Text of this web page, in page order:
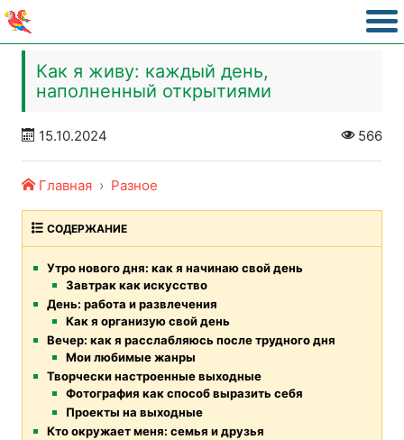
Как я живу: каждый день,
наполненный открытиями
15.10.2024 566
Главная Разное
СОДЕРЖАНИЕ
Утро нового дня: как я начинаю свой день
Завтрак как искусство
День: работа и развлечения
Как я организую свой день
Вечер: как я расслабляюсь после трудного дня
Мои любимые жанры
Творчески настроенные выходные
Фотография как способ выразить себя
Проекты на выходные
Кто окружает меня: семья и друзья